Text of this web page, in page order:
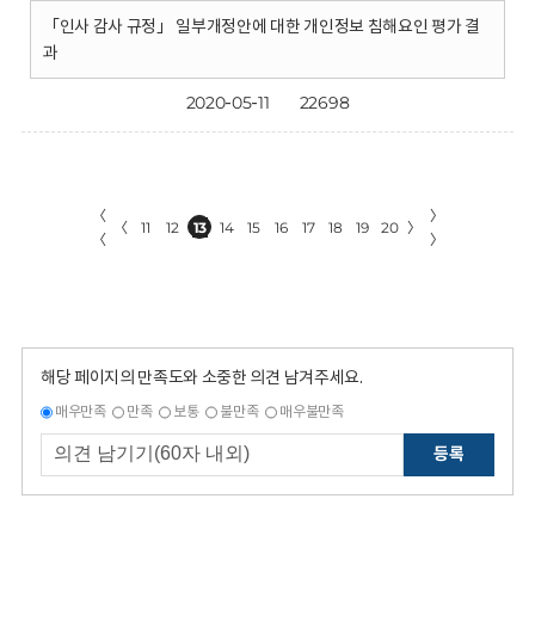
「인사 감사 규정」 일부개정안에 대한 개인정보 침해요인 평가 결
과
2020-05-11 22698
〈
〈
〈 11 12 13 14 15 16 17 18 19 20 〉
〉
〉
해당 페이지의 만족도와 소중한 의견 남겨주세요.
매우만족 만족 보통 불만족 매우불만족
등록